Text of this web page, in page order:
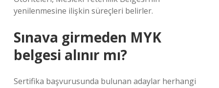
yenilenmesine ilişkin süreçleri belirler.
Sınava girmeden MYK
belgesi alınır mı?
Sertifika başvurusunda bulunan adaylar herhangi